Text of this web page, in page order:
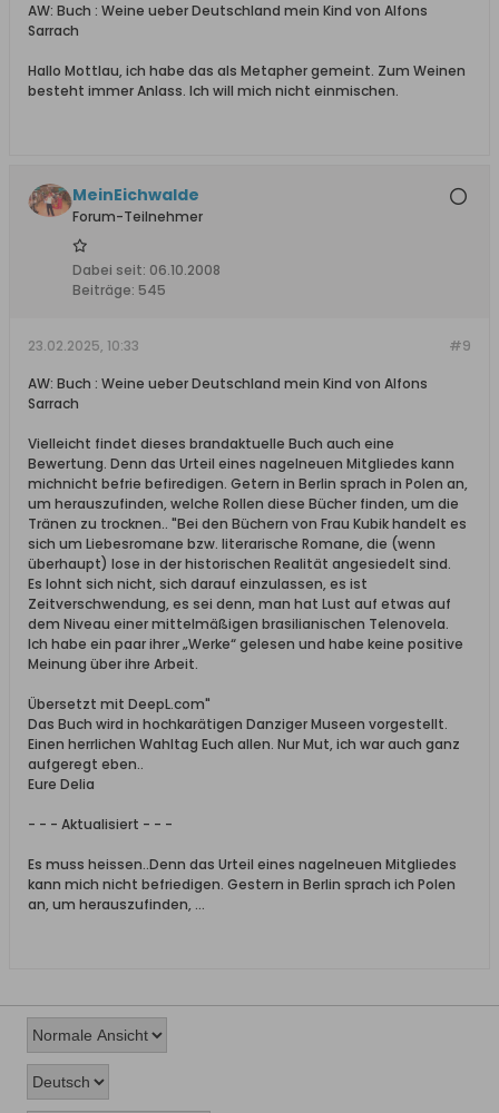
AW: Buch : Weine ueber Deutschland mein Kind von Alfons
Sarrach
Hallo Mottlau, ich habe das als Metapher gemeint. Zum Weinen
besteht immer Anlass. Ich will mich nicht einmischen.
MeinEichwalde
Forum-Teilnehmer
Dabei seit: 06.10.2008
Beiträge: 545
#9
23.02.2025, 10:33
AW: Buch : Weine ueber Deutschland mein Kind von Alfons
Sarrach
Vielleicht findet dieses brandaktuelle Buch auch eine
Bewertung. Denn das Urteil eines nagelneuen Mitgliedes kann
michnicht befrie befiredigen. Getern in Berlin sprach in Polen an,
um herauszufinden, welche Rollen diese Bücher finden, um die
Tränen zu trocknen.. "Bei den Büchern von Frau Kubik handelt es
sich um Liebesromane bzw. literarische Romane, die (wenn
überhaupt) lose in der historischen Realität angesiedelt sind.
Es lohnt sich nicht, sich darauf einzulassen, es ist
Zeitverschwendung, es sei denn, man hat Lust auf etwas auf
dem Niveau einer mittelmäßigen brasilianischen Telenovela.
Ich habe ein paar ihrer „Werke“ gelesen und habe keine positive
Meinung über ihre Arbeit.
Übersetzt mit DeepL.com"
Das Buch wird in hochkarätigen Danziger Museen vorgestellt.
Einen herrlichen Wahltag Euch allen. Nur Mut, ich war auch ganz
aufgeregt eben..
Eure Delia
- - - Aktualisiert - - -
Es muss heissen..Denn das Urteil eines nagelneuen Mitgliedes
kann mich nicht befriedigen. Gestern in Berlin sprach ich Polen
an, um herauszufinden, ...